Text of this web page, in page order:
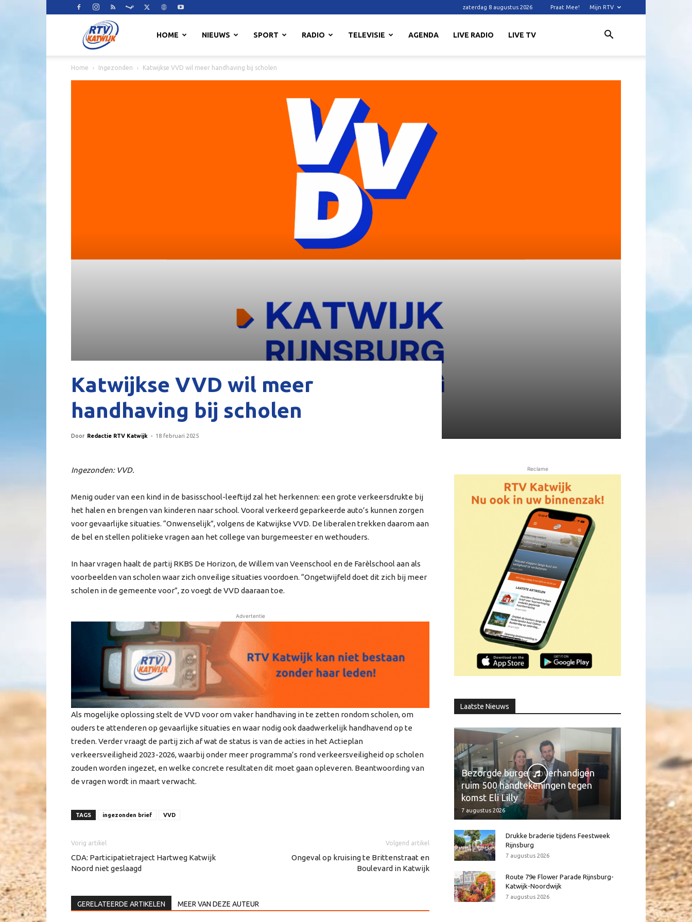
zaterdag 8 augustus 2026 Praat Mee! Mijn RTV
HOME NIEUWS SPORT RADIO TELEVISIE AGENDA LIVE RADIO LIVE TV
Home Ingezonden Katwijkse VVD wil meer handhaving bij scholen
Katwijkse VVD wil meer
handhaving bij scholen
Door Redactie RTV Katwijk - 18 februari 2025
Ingezonden: VVD.
Menig ouder van een kind in de basisschool-leeftijd zal het herkennen: een grote verkeersdrukte bij
het halen en brengen van kinderen naar school. Vooral verkeerd geparkeerde auto’s kunnen zorgen
voor gevaarlijke situaties. “Onwenselijk”, volgens de Katwijkse VVD. De liberalen trekken daarom aan
de bel en stellen politieke vragen aan het college van burgemeester en wethouders.
In haar vragen haalt de partij RKBS De Horizon, de Willem van Veenschool en de Farèlschool aan als
voorbeelden van scholen waar zich onveilige situaties voordoen. “Ongetwijfeld doet dit zich bij meer
scholen in de gemeente voor”, zo voegt de VVD daaraan toe.
Advertentie
Als mogelijke oplossing stelt de VVD voor om vaker handhaving in te zetten rondom scholen, om
ouders te attenderen op gevaarlijke situaties en waar nodig ook daadwerkelijk handhavend op te
treden. Verder vraagt de partij zich af wat de status is van de acties in het Actieplan
verkeersveiligheid 2023-2026, waarbij onder meer programma’s rond verkeersveiligheid op scholen
zouden worden ingezet, en welke concrete resultaten dit moet gaan opleveren. Beantwoording van
de vragen wordt in maart verwacht.
TAGS ingezonden brief VVD
Vorig artikel
CDA: Participatietraject Hartweg Katwijk
Noord niet geslaagd
Volgend artikel
Ongeval op kruising te Brittenstraat en
Boulevard in Katwijk
GERELATEERDE ARTIKELEN MEER VAN DEZE AUTEUR
Reclame
Laatste Nieuws
Bezorgde burgers overhandigen
ruim 500 handtekeningen tegen
komst Eli Lilly
7 augustus 2026
Drukke braderie tijdens Feestweek
Rijnsburg
7 augustus 2026
Route 79e Flower Parade Rijnsburg-
Katwijk-Noordwijk
7 augustus 2026